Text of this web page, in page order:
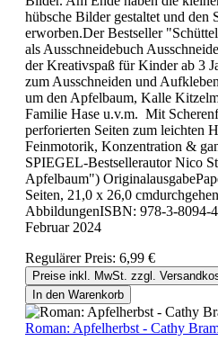
hübsche Bilder gestaltet und den
erworben.Der Bestseller
als Ausschneidebuch
der Kreativspaß für Kinder ab 3
zum Ausschneiden und
um den Apfelbaum, Kalle
Familie Hase u.v.m. Mit
perforierten Seiten zum leichten
Feinmotorik, Konzentration &
SPIEGEL-Bestsellerautor Nico
Apfelbaum")
Seiten, 21,0 x 26,0
AbbildungenISBN: 978-3-8094-
Februar 2024
Regulärer Preis: 6,99 €
Preise inkl. MwSt. zzgl.
In den Warenkorb
Roman: Apfelherbst - Cathy